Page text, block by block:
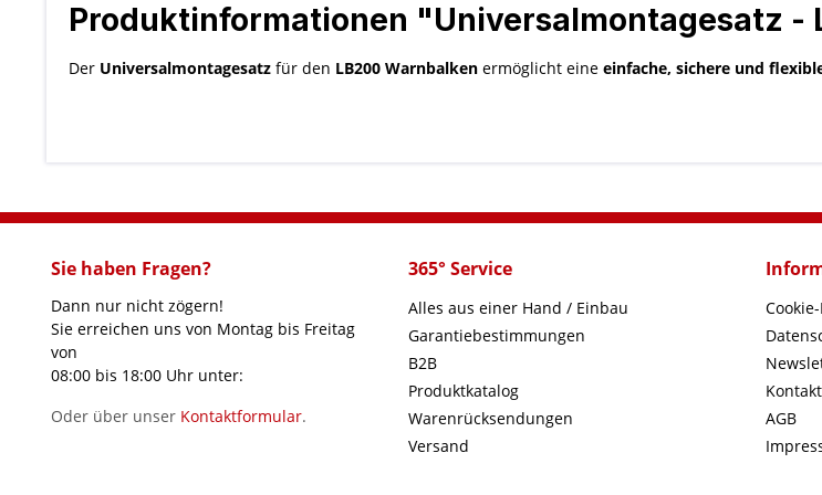
Produktinformationen "Universalmontagesatz -
Der Universalmontagesatz für den LB200 Warnbalken ermöglicht eine einfache, sichere und
Sie haben Fragen?
Dann nur nicht zögern!
Sie erreichen uns von Montag bis Freitag
von
08:00 bis 18:00 Uhr unter:
Oder über unser Kontaktformular.
365° Service
Alles aus einer Hand / Einbau
Garantiebestimmungen
B2B
Produktkatalog
Warenrücksendungen
Versand
Kontakt
AGB